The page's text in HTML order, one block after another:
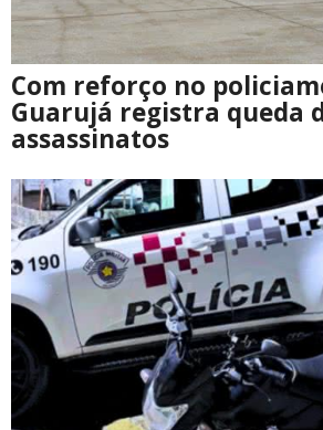
Com reforço no
Guarujá registra queda
assassinatos